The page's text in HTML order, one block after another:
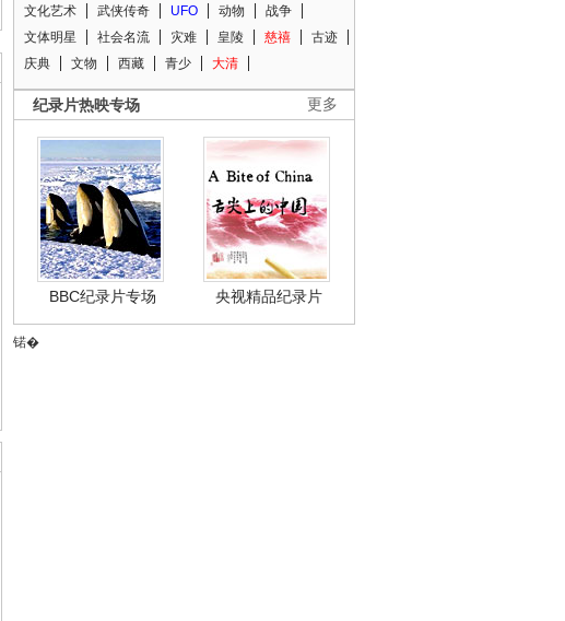
文化艺术
武侠传奇 UFO 动物
战争
文体明星
社会名流 灾难 皇陵 慈禧
古迹
庆典
文物 西藏 青少 大清
更多
纪录片热映专场
BBC纪录片专场 央视精品纪录片
锘�